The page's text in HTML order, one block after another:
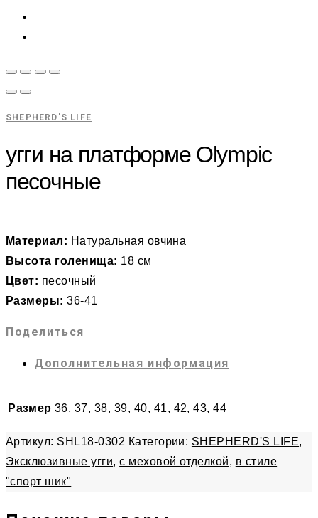
SHEPHERD'S LIFE
угги на платформе Olympic
песочные
Материал: Натуральная овчина
Высота голенища: 18 см
Цвет: песочный
Размеры:36-41
Поделиться
Дополнительная информация
Размер 36, 37, 38, 39, 40, 41, 42, 43, 44
Артикул: SHL18-0302 Категории: SHEPHERD'S LIFE,
Эксклюзивные угги,с меховой отделкой, в стиле
"спорт шик"